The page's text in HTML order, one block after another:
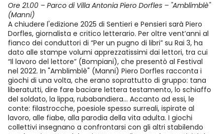
Ore 21.00 – Parco di Villa Antonia Piero Dorfles – "Amblimblè"
(Manni)
A chiudere l'edizione 2025 di Sentieri e Pensieri sarà Piero
Dorfles, giornalista e critico letterario. Per oltre vent’anni al
fianco dei conduttori di “Per un pugno di libri” su Rai 3, ha
dato alle stampe volumi apprezzatissimi dai lettori, tra cui
“Il lavoro del lettore” (Bompiani), che presentò al Festival
nel 2022. In "Amblimblè" (Manni) Piero Dorfles racconta i
giochi di una volta, che erano soprattutto di gruppo: tana
liberatutti, dire fare baciare lettera testamento, lo schiaffo
del soldato, la lippa, rubabandiera... Accanto ad essi, le
conte: filastrocche, poesiole spesso surreali, ispirate al
lavoro, alle fiabe, alla parodia della vita adulta. I giochi
collettivi insegnano a confrontarsi con gli altri stabilendo